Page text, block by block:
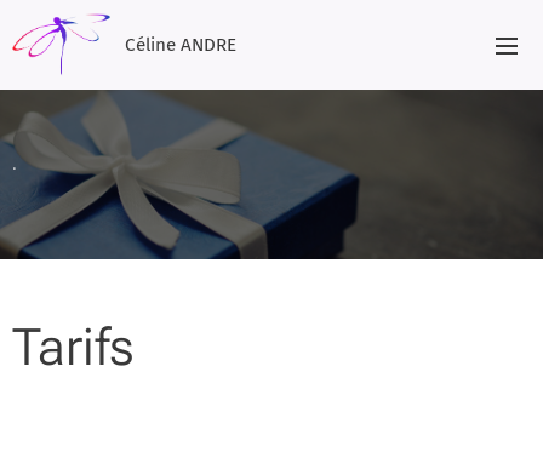
Céline ANDRE
.
Tarifs